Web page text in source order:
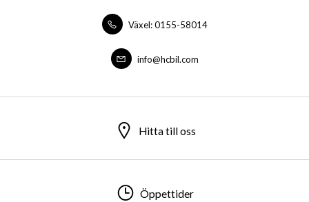
Växel: 0155-58014
info@hcbil.com
Hitta till oss
Öppettider